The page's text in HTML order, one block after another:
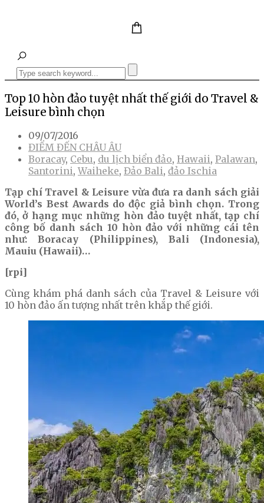
Top 10 hòn đảo tuyệt nhất thế giới do Travel &
Leisure bình chọn
09/07/2016
ĐIỂM ĐẾN CHÂU ÂU
Boracay, Cebu, du lịch biển đảo, Hawaii, Palawan,
Santorini,Waiheke, Đảo Bali, đảo Ischia
Tạp chí Travel & Leisure vừa đưa ra danh sách giải
World’s Best Awards do độc giả bình chọn. Trong
đó, ở hạng mục những hòn đảo tuyệt nhất, tạp chí
công bố danh sách 10 hòn đảo với những cái tên
như: Boracay (Philippines), Bali (Indonesia),
Mauiu (Hawaii)…
[rpi]
Cùng khám phá danh sách của Travel & Leisure với
10 hòn đảo ấn tượng nhất trên khắp thế giới.